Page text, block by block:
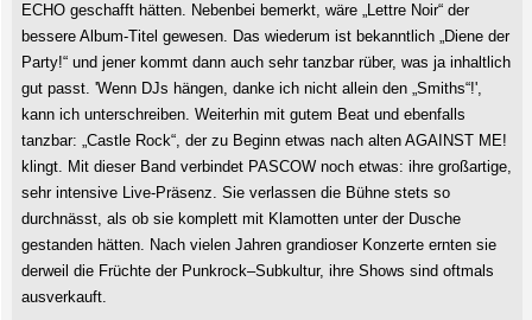
ECHO geschafft hätten. Nebenbei bemerkt, wäre „Lettre Noir“ der
bessere Album-Titel gewesen. Das wiederum ist bekanntlich „Diene der
Party!“ und jener kommt dann auch sehr tanzbar rüber, was ja inhaltlich
gut passt. 'Wenn DJs hängen, danke ich nicht allein den „Smiths“!',
kann ich unterschreiben. Weiterhin mit gutem Beat und ebenfalls
tanzbar: „Castle Rock“, der zu Beginn etwas nach alten AGAINST ME!
klingt. Mit dieser Band verbindet PASCOW noch etwas: ihre großartige,
sehr intensive Live-Präsenz. Sie verlassen die Bühne stets so
durchnässt, als ob sie komplett mit Klamotten unter der Dusche
gestanden hätten. Nach vielen Jahren grandioser Konzerte ernten sie
derweil die Früchte der Punkrock–Subkultur, ihre Shows sind oftmals
ausverkauft.